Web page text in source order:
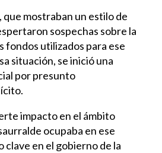
que mostraban un estilo de
sospechas sobre la
fondos utilizados para ese
situación, se inició una
por presunto
impacto en el ámbito
ocupaba en ese
clave en el gobierno de la